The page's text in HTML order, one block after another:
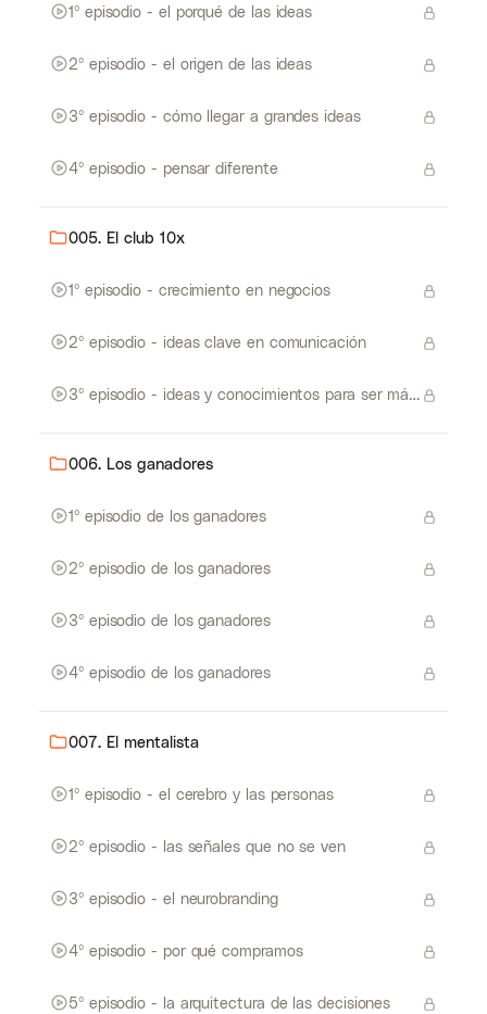
1º episodio - el porqué de las ideas
2º episodio - el origen de las ideas
3º episodio - cómo llegar a grandes ideas
4º episodio - pensar diferente
005. El club 10x
1º episodio - crecimiento en negocios
2º episodio - ideas clave en comunicación
3º episodio - ideas y conocimientos para ser más productivos
006. Los ganadores
1º episodio de los ganadores
2º episodio de los ganadores
3º episodio de los ganadores
4º episodio de los ganadores
007. El mentalista
1º episodio - el cerebro y las personas
2º episodio - las señales que no se ven
3º episodio - el neurobranding
4º episodio - por qué compramos
5º episodio - la arquitectura de las decisiones